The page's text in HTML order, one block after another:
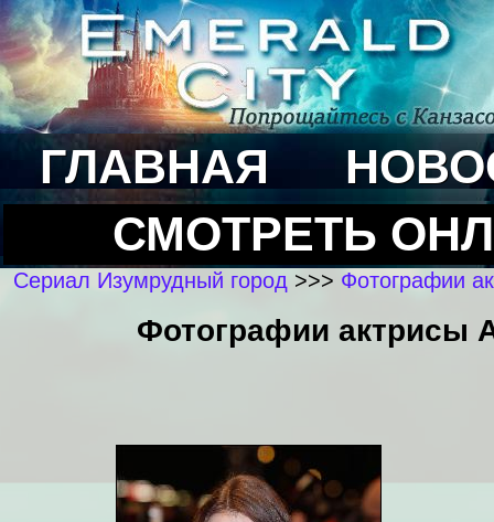
ГЛАВНАЯ
СМОТРЕТЬ
Сериал Изумрудный город >>> Фотографии
Фотографии актрисы